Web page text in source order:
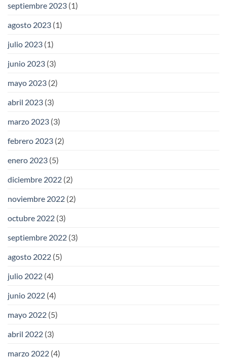
septiembre 2023 (1)
agosto 2023 (1)
julio 2023 (1)
junio 2023 (3)
mayo 2023 (2)
abril 2023 (3)
marzo 2023 (3)
febrero 2023 (2)
enero 2023 (5)
diciembre 2022 (2)
noviembre 2022 (2)
octubre 2022 (3)
septiembre 2022 (3)
agosto 2022 (5)
julio 2022 (4)
junio 2022 (4)
mayo 2022 (5)
abril 2022 (3)
marzo 2022 (4)